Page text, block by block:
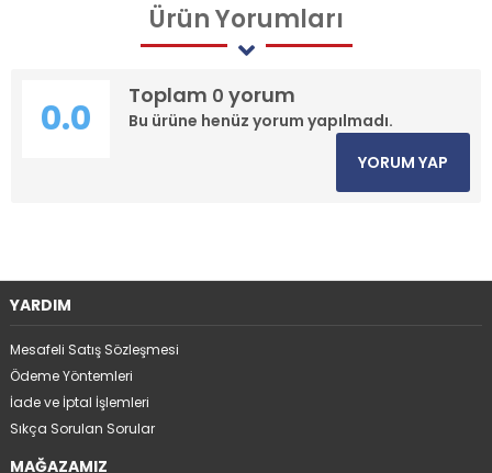
ÜrünYorumları
Toplam 0 yorum
Bu ürüne henüz yorum yapılmadı.
0.0
YORUM YAP
YARDIM
Mesafeli Satış Sözleşmesi
Ödeme Yöntemleri
İade ve İptal İşlemleri
Sıkça Sorulan Sorular
MAĞAZAMIZ